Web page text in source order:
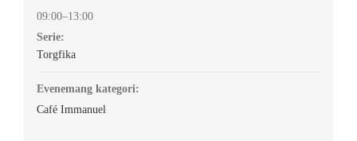
09:00–13:00
Serie:
Torgfika
Evenemang kategori:
Café Immanuel